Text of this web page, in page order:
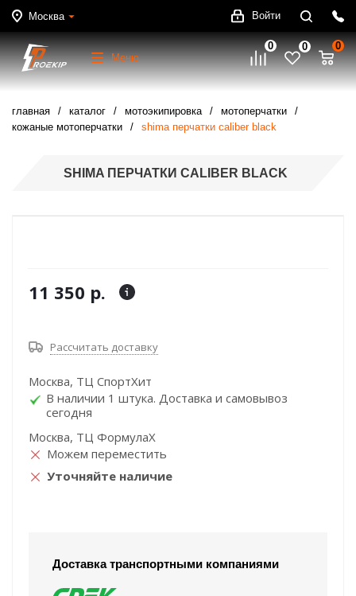
Москва Войти
Меню
0 0 0
главная каталог мотоэкипировка
мотоперчатки
кожаные мотоперчатки
shima перчатки caliber black
SHIMA ПЕРЧАТКИ CALIBER BLACK
11 350 р.
Рассчитать доставку
Москва, ТЦ СпортХит
В наличии 1 штука. Доставка и самовывоз
сегодня
Москва, ТЦ ФормулаХ
Можем переместить
Уточняйте наличие
Доставка транспортными компаниями